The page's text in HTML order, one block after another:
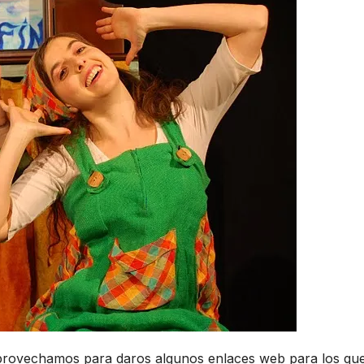
para daros algunos enlaces web para los